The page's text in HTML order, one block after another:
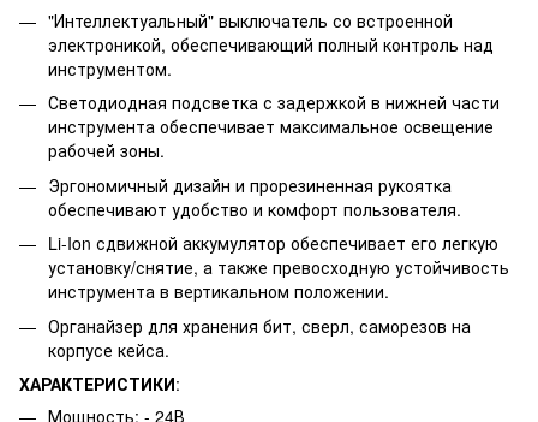
"Интеллектуальный" выключатель со встроенной
электроникой, обеспечивающий полный контроль над
инструментом.
Светодиодная подсветка с задержкой в нижней части
инструмента обеспечивает максимальное оcвещение
рабочей зоны.
Эргономичный дизайн и прорезиненная рукоятка
обеспечивают удобство и комфорт пользователя.
Li-Ion сдвижной аккумулятор обеспечивает его легкую
установку/снятие, а также превосходную устойчивость
инструмента в вертикальном положении.
Органайзер для хранения бит, сверл, саморезов на
корпусе кейса.
ХАРАКТЕРИСТИКИ:
Мощность: - 24В